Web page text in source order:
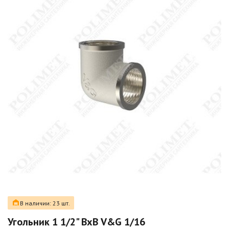
В наличии: 23 шт.
Угольник 1 1/2" ВxВ V&G 1/16